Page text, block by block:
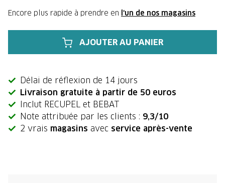
Encore plus rapide à prendre en l'un de nos magasins
AJOUTER AU PANIER
Délai de réflexion de 14 jours
Livraison gratuite à partir de 50 euros
Inclut RECUPEL et BEBAT
Note attribuée par les clients : 9,3/10
2 vrais magasins avec service après-vente